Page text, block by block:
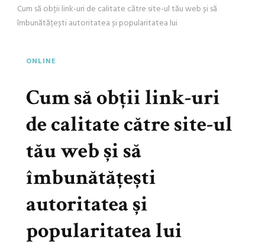
Cum să obții link-uri de calitate către site-ul tău web și să
îmbunătățești autoritatea și popularitatea lui
ONLINE
Cum să obții link-uri
de calitate către site-ul
tău web și să
îmbunătățești
autoritatea și
popularitatea lui